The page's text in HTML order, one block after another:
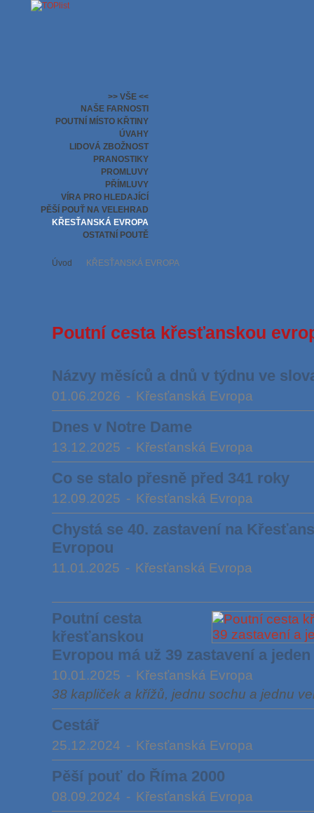
>> VŠE <<
NAŠE FARNOSTI
POUTNÍ MÍSTO KŘTINY
ÚVAHY
LIDOVÁ ZBOŽNOST
PRANOSTIKY
PROMLUVY
PŘÍMLUVY
VÍRA PRO HLEDAJÍCÍ
PĚŠÍ POUŤ NA VELEHRAD
KŘESŤANSKÁ EVROPA
OSTATNÍ POUTĚ
Úvod KŘESŤANSKÁ EVROPA
Poutní cesta křesťanskou
Názvy měsíců a dnů v týdnu ve
01.06.2026 - Křesťanská Evropa
Dnes v Notre Dame
13.12.2025 - Křesťanská Evropa
Co se stalo přesně před 341 roky
12.09.2025 - Křesťanská Evropa
Chystá se 40. zastavení na
Evropou
11.01.2025 - Křesťanská Evropa
Poutní cesta
křesťanskou
Evropou má už 39 zastavení a
10.01.2025 - Křesťanská Evropa
38 kapliček a křížů, jednu sochu a jednu
Cestář
25.12.2024 - Křesťanská Evropa
Pěší pouť do Říma 2000
08.09.2024 - Křesťanská Evropa